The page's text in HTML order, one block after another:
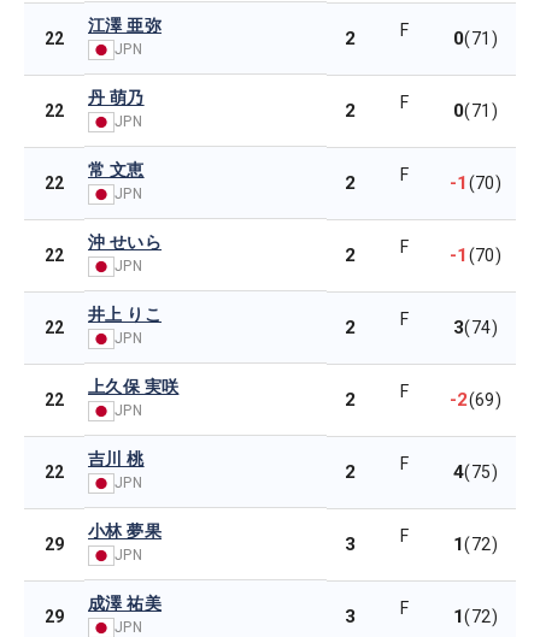
22
江澤 亜弥
JPN 2 F 0(71)
22
丹 萌乃
JPN 2 F 0(71)
22
常 文恵
JPN 2 F -1(70)
22
沖 せいら
JPN 2 F -1(70)
22
井上 りこ
JPN 2 F 3(74)
22
上久保 実咲
JPN 2 F -2(69)
22
吉川 桃
JPN 2 F 4(75)
29
小林 夢果
JPN 3 F 1(72)
29
成澤 祐美
JPN 3 F 1(72)